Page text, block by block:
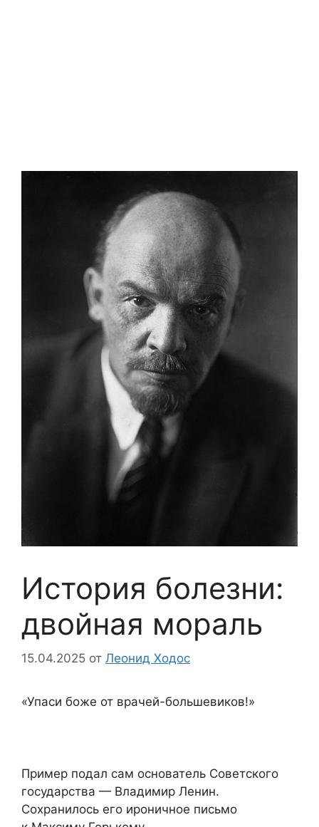
История болезни:
двойная мораль
15.04.2025 от Леонид Ходос
«Упаси боже от врачей-большевиков!»
Пример подал сам основатель Советского
государства — Владимир Ленин.
Сохранилось его ироничное письмо